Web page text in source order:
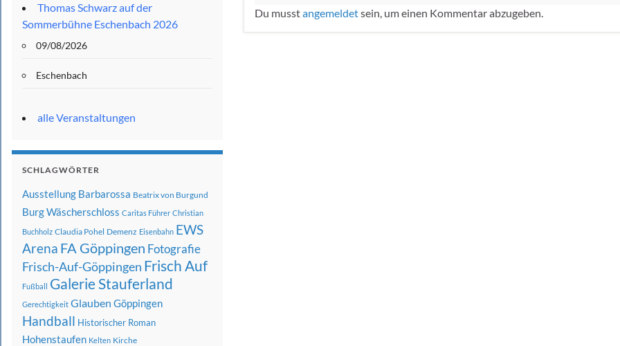
Du musstangemeldetsein, um einen Kommentar abzugeben.
Thomas Schwarz auf der
Sommerbühne Eschenbach 2026
09/08/2026
Eschenbach
alle Veranstaltungen
SCHLAGWÖRTER
Ausstellung Barbarossa Beatrix von Burgund
Burg Wäscherschloss Caritas Führer Christian
Buchholz Claudia Pohel Demenz Eisenbahn EWS
Arena FA Göppingen Fotografie
Frisch-Auf-Göppingen Frisch Auf
Fußball Galerie Stauferland
Gerechtigkeit Glauben Göppingen
Handball Historischer Roman
Hohenstaufen Kelten Kirche